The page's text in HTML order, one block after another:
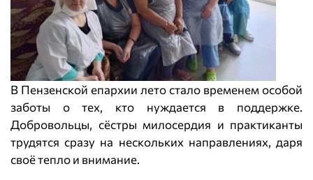
В Пензенской епархии лето стало временем особой
заботы о тех, кто нуждается в поддержке.
Добровольцы, сёстры милосердия и практиканты
трудятся сразу на нескольких направлениях, даря
своё тепло и внимание.